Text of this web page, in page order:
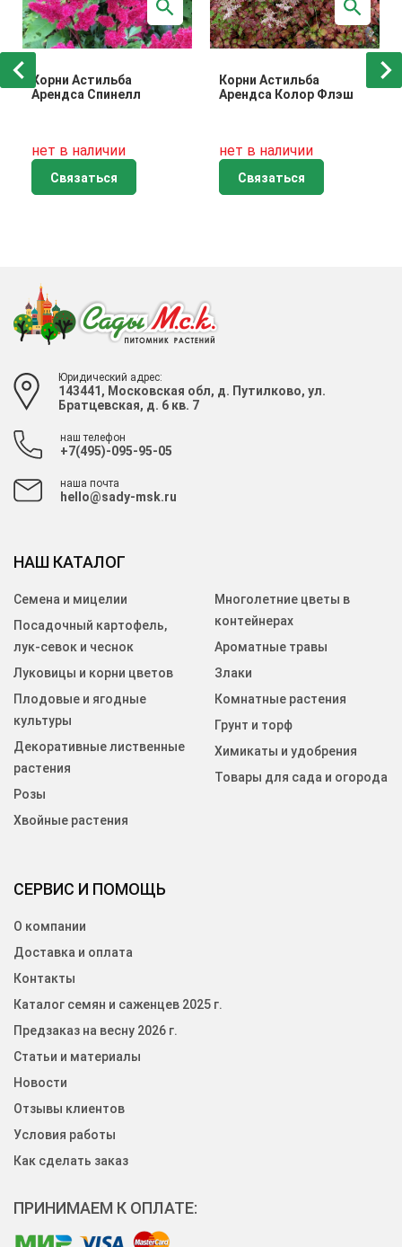
Корни Астильба
Арендса Спинелл
нет в наличии
Связаться
Корни Астильба
Арендса Колор Флэш
нет в наличии
Связаться
Юридический адрес:
143441, Московская обл, д. Путилково, ул.
Братцевская, д. 6 кв. 7
наш телефон
+7(495)-095-95-05
наша почта
hello@sady-msk.ru
СЕРВИС И ПОМОЩЬ
О компании
Доставка и оплата
Контакты
Каталог семян и саженцев 2025 г.
Предзаказ на весну 2026 г.
Статьи и материалы
Новости
Отзывы клиентов
Условия работы
Как сделать заказ
НАШ КАТАЛОГ
Семена и мицелии
Посадочный картофель,
лук-севок и чеснок
Луковицы и корни цветов
Плодовые и ягодные
культуры
Декоративные лиственные
растения
Розы
Хвойные растения
Многолетние цветы в
контейнерах
Ароматные травы
Злаки
Комнатные растения
Грунт и торф
Химикаты и удобрения
Товары для сада и огорода
ПРИНИМАЕМ К ОПЛАТЕ: